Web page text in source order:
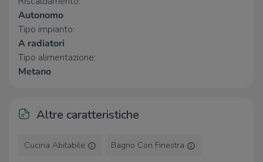
La Bottega dei Golosi
Carabetta
Bar
Ristoranti
Pocoloco Pubewinebar
Autonomo
Tipo impianto:
A radiatori
Tipo alimentazione:
Metano
Altre caratteristiche
Cucina Abitabile Bagno Con Finestra